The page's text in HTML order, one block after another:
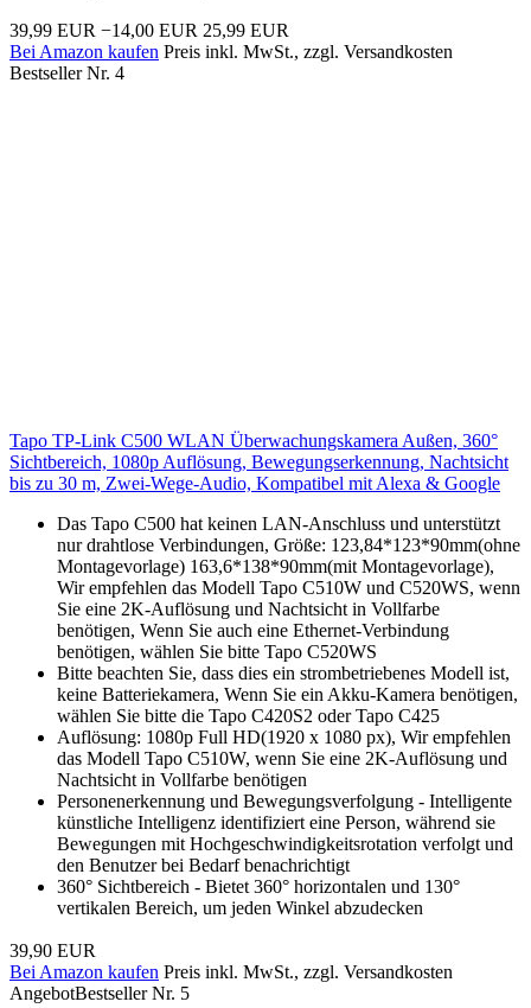
39,99 EUR −14,00 EUR 25,99 EUR
Bei Amazon kaufen Preis inkl. MwSt., zzgl. Versandkosten
Bestseller Nr. 4
Tapo TP-Link C500 WLAN Überwachungskamera Außen, 360°
Sichtbereich, 1080p Auflösung, Bewegungserkennung, Nachtsicht
bis zu 30 m, Zwei-Wege-Audio, Kompatibel mit Alexa & Google
Das Tapo C500 hat keinen LAN-Anschluss und unterstützt
nur drahtlose Verbindungen, Größe: 123,84*123*90mm(ohne
Montagevorlage) 163,6*138*90mm(mit Montagevorlage),
Wir empfehlen das Modell Tapo C510W und C520WS, wenn
Sie eine 2K-Auflösung und Nachtsicht in Vollfarbe
benötigen, Wenn Sie auch eine Ethernet-Verbindung
benötigen, wählen Sie bitte Tapo C520WS
Bitte beachten Sie, dass dies ein strombetriebenes Modell ist,
keine Batteriekamera, Wenn Sie ein Akku-Kamera benötigen,
wählen Sie bitte die Tapo C420S2 oder Tapo C425
Auflösung: 1080p Full HD(1920 x 1080 px), Wir empfehlen
das Modell Tapo C510W, wenn Sie eine 2K-Auflösung und
Nachtsicht in Vollfarbe benötigen
Personenerkennung und Bewegungsverfolgung - Intelligente
künstliche Intelligenz identifiziert eine Person, während sie
Bewegungen mit Hochgeschwindigkeitsrotation verfolgt und
den Benutzer bei Bedarf benachrichtigt
360° Sichtbereich - Bietet 360° horizontalen und 130°
vertikalen Bereich, um jeden Winkel abzudecken
39,90 EUR
Bei Amazon kaufen Preis inkl. MwSt., zzgl. Versandkosten
AngebotBestseller Nr. 5